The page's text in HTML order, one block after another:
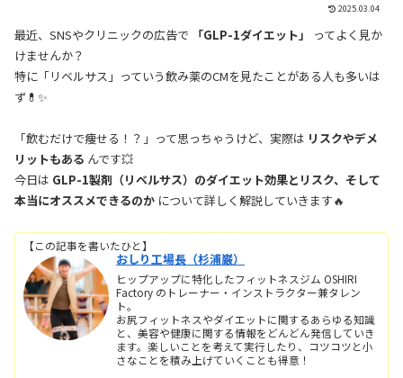
2025.03.04
最近、SNSやクリニックの広告で 「GLP-1ダイエット」
ってよく見か
けませんか？
特に「リベルサス」っていう飲み薬のCMを見たことがある人も多いは
ず💊✨
「飲むだけで痩せる！？」って思っちゃうけど、実際は リスクやデメ
リットもある んです💥
今日は GLP-1製剤（リベルサス）のダイエット効果とリスク、そして
本当にオススメできるのか について詳しく解説していきます🔥
【この記事を書いたひと】
おしり工場長（杉浦巌）
ヒップアップに特化したフィットネスジム OSHIRI
Factory のトレーナー・インストラクター兼タレン
ト。
お尻フィットネスやダイエットに関するあらゆる知識
と、美容や健康に関する情報をどんどん発信していき
ます。楽しいことを考えて実行したり、コツコツと小
さなことを積み上げていくことも得意！